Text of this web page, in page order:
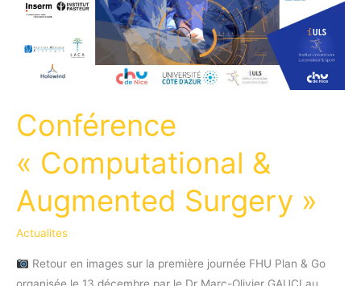
Conférence
« Computational &
Augmented Surgery »
Actualites
Retour en images sur la première journée FHU Plan & Go